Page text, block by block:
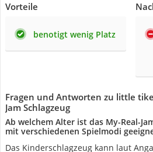
Vorteile
benotigt wenig Platz
Fragen und Antworten zu little
Jam Schlagzeug
Ab welchem Alter ist das My-Real-
mit verschiedenen Spielmodi
Das Kinderschlagzeug kann laut